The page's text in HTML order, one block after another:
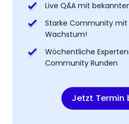
Live Q&A mit
Starke Community
Wachstum!
Wöchentliche
Community Runden
Jetzt Termin